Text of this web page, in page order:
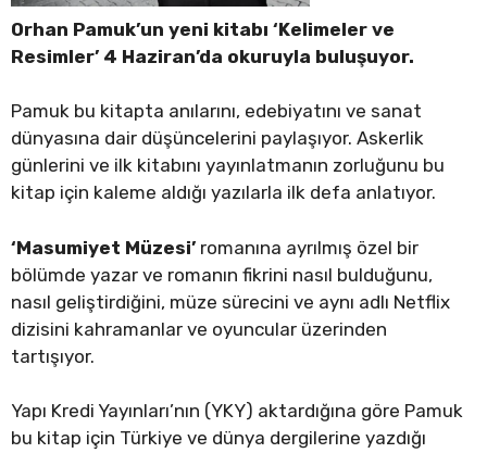
Orhan Pamuk’un yeni kitabı ‘Kelimeler ve
Resimler’ 4 Haziran’da okuruyla buluşuyor.
Pamuk bu kitapta anılarını, edebiyatını ve sanat
dünyasına dair düşüncelerini paylaşıyor. Askerlik
günlerini ve ilk kitabını yayınlatmanın zorluğunu bu
kitap için kaleme aldığı yazılarla ilk defa anlatıyor.
‘Masumiyet Müzesi’ romanına ayrılmış özel bir
bölümde yazar ve romanın fikrini nasıl bulduğunu,
nasıl geliştirdiğini, müze sürecini ve aynı adlı Netflix
dizisini kahramanlar ve oyuncular üzerinden
tartışıyor.
Yapı Kredi Yayınları’nın (YKY) aktardığına göre Pamuk
bu kitap için Türkiye ve dünya dergilerine yazdığı